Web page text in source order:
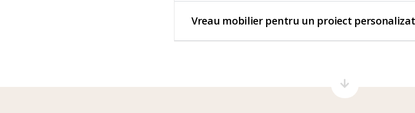
Vreau mobilier pentru un proiect